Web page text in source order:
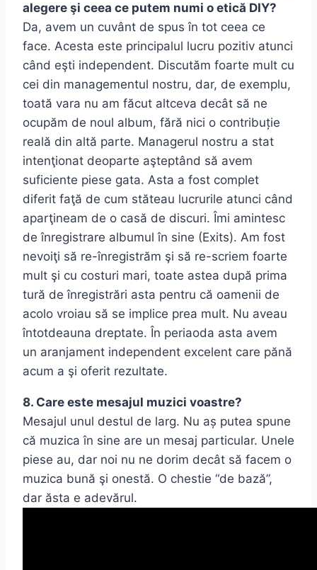
alegere şi ceea ce putem numi o etică DIY?
Da, avem un cuvânt de spus în tot ceea ce
face. Acesta este principalul lucru pozitiv atunci
când eşti independent. Discutăm foarte mult cu
cei din managementul nostru, dar, de exemplu,
toată vara nu am făcut altceva decât să ne
ocupăm de noul album, fără nici o contribuție
reală din altă parte. Managerul nostru a stat
intenţionat deoparte aşteptând să avem
suficiente piese gata. Asta a fost complet
diferit faţă de cum stăteau lucrurile atunci când
aparţineam de o casă de discuri. Îmi amintesc
de înregistrare albumul în sine (Exits). Am fost
nevoiţi să re-înregistrăm şi să re-scriem foarte
mult şi cu costuri mari, toate astea după prima
tură de înregistrări asta pentru că oamenii de
acolo vroiau să se implice prea mult. Nu aveau
întotdeauna dreptate. În periaoda asta avem
un aranjament independent excelent care pănă
acum a şi oferit rezultate.
8. Care este mesajul muzici voastre?
Mesajul unul destul de larg. Nu aș putea spune
că muzica în sine are un mesaj particular. Unele
piese au, dar noi nu ne dorim decât să facem o
muzica bună şi onestă. O chestie “de bază”,
dar ăsta e adevărul.